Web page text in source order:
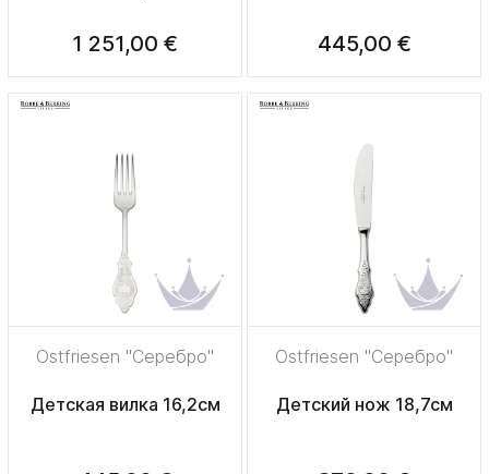
1 251,00 € 445,00 €
Ostfriesen "Серебро"
Детская вилка 16,2см
Ostfriesen "Серебро"
Детский нож 18,7см